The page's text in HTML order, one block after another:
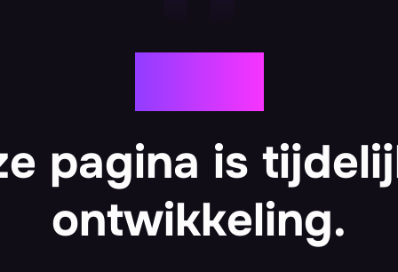
pagina is
ontwikkeling.